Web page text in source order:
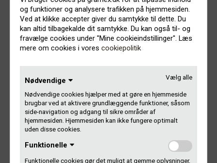
og funktioner og analysere trafikken på hjemmesiden.
Ved at klikke accepter giver du samtykke til dette. Du
kan altid tilbagekalde dit samtykke. Du kan også til- og
fravælge cookies under "Mine cookieindstillinger". Læs
mere om cookies i vores cookiepolitik
Vælg alle
Nødvendige
Nødvendige cookies hjælper med at gøre en hjemmeside
brugbar ved at aktivere grundlæggende funktioner, såsom
side-navigation og adgang til sikre områder af
hjemmesiden. Hjemmesiden kan ikke fungere optimalt
uden disse cookies.
Funktionelle
Funktionelle cookies gør det muligt at gemme oplysninger,
sager vedrørende uenighed om størrelsen af vederlaget i
forbindelse med benyttelse af beskyttede værker i
overensstemmelse med ophavsretslovens tvangs- og
aftalelicensbestemmelser.
Gramex anser det som af afgørende betydning, også for
Gramex’ kunder, at Nævnets kompetence ikke
undermineres. Muligheden for at få en hurtig, saglig og
kompetent afgørelse i tvister om et vederlags størrelse har
været en medvirkende årsag til, at vi i Danmark har et
yderst velfungerende system til licensiering af
musikrettigheder. Det er til gavn og glæde for såvel
rettighedshaverne som for de mange, der
erhvervsmæssigt anvender musik som en del af deres
aktiviteter.